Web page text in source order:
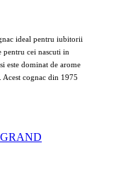
ideal pentru iubitorii
pentru cei nascuti in
este dominat de arome
cognac din 1975